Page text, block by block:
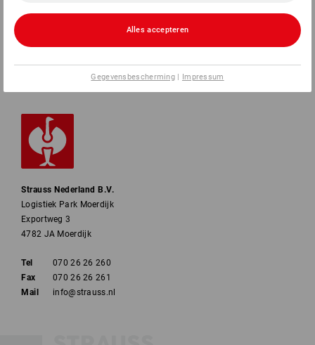
Strauss Nederland B.V.
Logistiek Park Moerdijk
Exportweg 3
4782 JA Moerdijk
Tel
070 26 26 260
Fax
070 26 26 261
Mail
info@strauss.nl
Alles accepteren
Gegevensbescherming | Impressum